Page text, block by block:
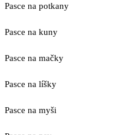
Pasce na potkany
Pasce na kuny
Pasce na mačky
Pasce na líšky
Pasce na myši